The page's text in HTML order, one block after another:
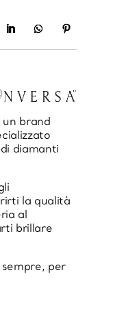
un brand
diamanti
la qualità
al
brillare
per